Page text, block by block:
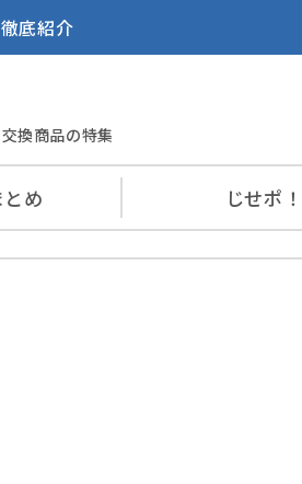
底紹介
交換商品の特集
め じせポ！